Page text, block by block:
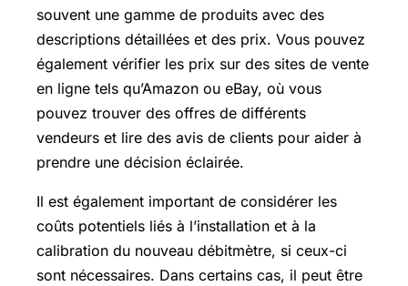
souvent une gamme de produits avec des
descriptions détaillées et des prix. Vous pouvez
également vérifier les prix sur des sites de vente
en ligne tels qu’Amazon ou eBay, où vous
pouvez trouver des offres de différents
vendeurs et lire des avis de clients pour aider à
prendre une décision éclairée.
Il est également important de considérer les
coûts potentiels liés à l’installation et à la
calibration du nouveau débitmètre, si ceux-ci
sont nécessaires. Dans certains cas, il peut être